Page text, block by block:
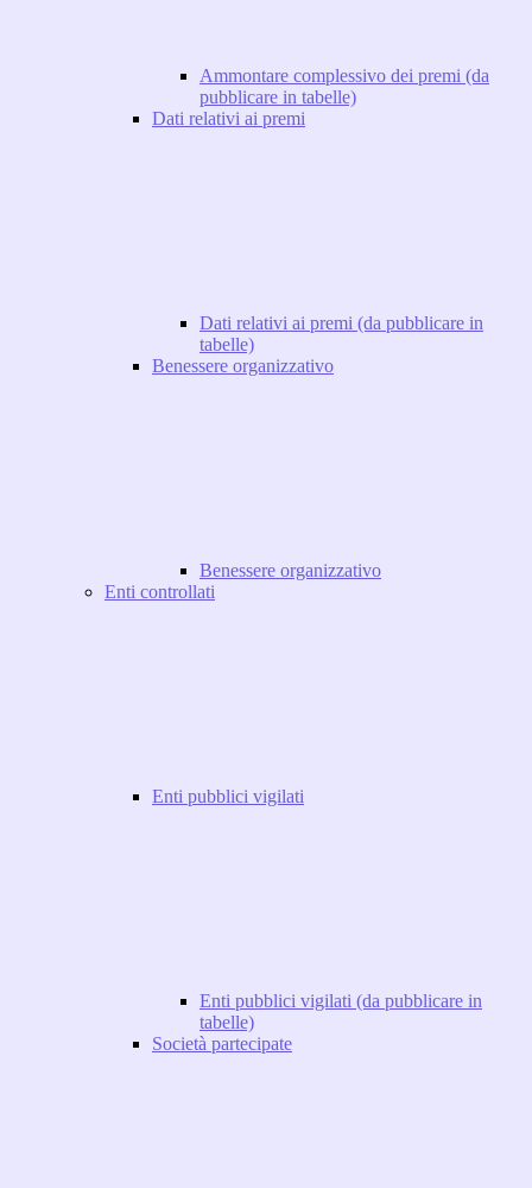
Ammontare complessivo dei premi (da
pubblicare in tabelle)
Dati relativi ai premi
Dati relativi ai premi (da pubblicare in
tabelle)
Benessere organizzativo
Benessere organizzativo
Enti controllati
Enti pubblici vigilati
Enti pubblici vigilati (da pubblicare in
tabelle)
Società partecipate